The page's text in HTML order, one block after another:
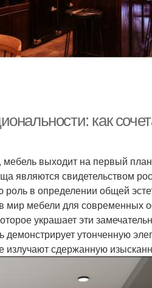
как
выходит на первый
являются свидетельством
в определении общей
мебели для современных
украшает эти
утонченную
сдержанную